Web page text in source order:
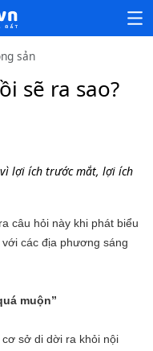
sản
sẽ ra sao?
vì lợi ích trước mắt, lợi ích
câu hỏi này khi phát biểu
các địa phương sáng
muộn”
sở di dời ra khỏi nội